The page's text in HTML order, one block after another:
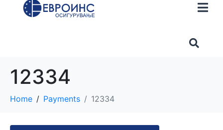
12334
Home Payments 12334